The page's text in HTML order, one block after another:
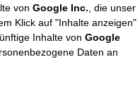
von Google Inc. , die unser
Klick auf "Inhalte anzeigen"
Inhalte von Google
Daten an